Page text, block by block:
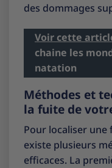
des dommages
Voir cette
chaine les
natation
Méthodes et
la fuite de
Pour localiser une
existe plusieurs
efficaces. La